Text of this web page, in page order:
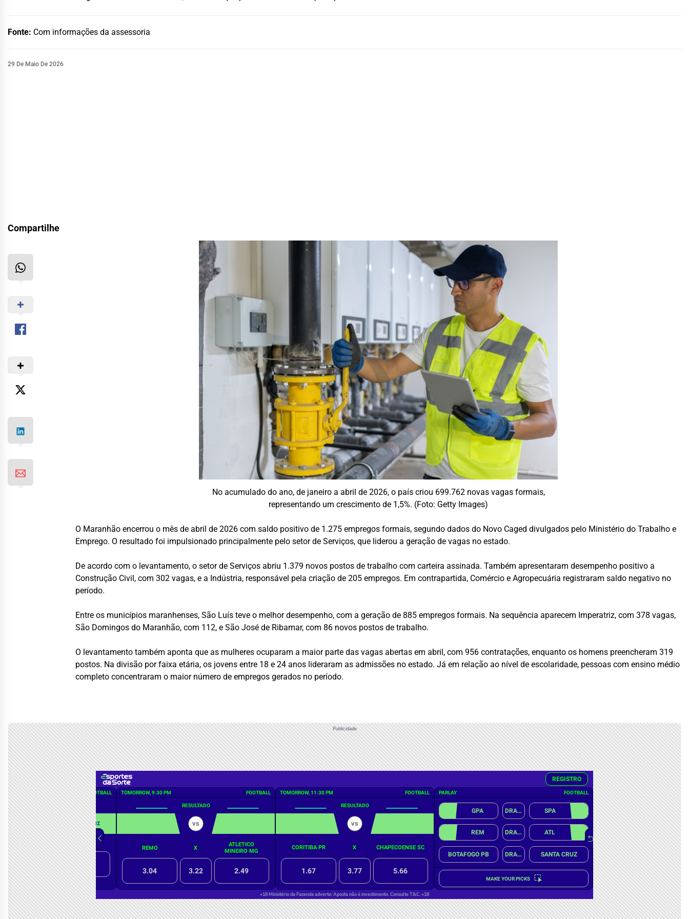
Fonte: Com informações da assessoria
29 De Maio De 2026
Compartilhe
No acumulado do ano, de janeiro a abril de 2026, o país criou 699.762 novas vagas formais,
representando um crescimento de 1,5%. (Foto: Getty Images)
O Maranhão encerrou o mês de abril de 2026 com saldo positivo de 1.275 empregos formais, segundo dados do Novo Caged divulgados pelo Ministério do Trabalho e
Emprego. O resultado foi impulsionado principalmente pelo setor de Serviços, que liderou a geração de vagas no estado.
De acordo com o levantamento, o setor de Serviços abriu 1.379 novos postos de trabalho com carteira assinada. Também apresentaram desempenho positivo a
Construção Civil, com 302 vagas, e a Indústria, responsável pela criação de 205 empregos. Em contrapartida, Comércio e Agropecuária registraram saldo negativo no
período.
Entre os municípios maranhenses, São Luís teve o melhor desempenho, com a geração de 885 empregos formais. Na sequência aparecem Imperatriz, com 378 vagas,
São Domingos do Maranhão, com 112, e São José de Ribamar, com 86 novos postos de trabalho.
O levantamento também aponta que as mulheres ocuparam a maior parte das vagas abertas em abril, com 956 contratações, enquanto os homens preencheram 319
postos. Na divisão por faixa etária, os jovens entre 18 e 24 anos lideraram as admissões no estado. Já em relação ao nível de escolaridade, pessoas com ensino médio
completo concentraram o maior número de empregos gerados no período.
Publicidade